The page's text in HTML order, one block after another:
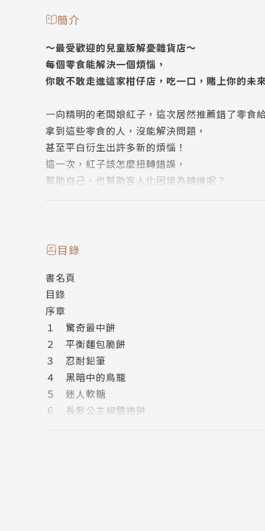
簡介
～最受歡迎的兒童版解憂雜貨店～
每個零食能解決一個煩惱，
你敢不敢走進這家柑仔店，吃一口，賭上你的未
一向精明的老闆娘紅子，這次居然推薦錯了零食
拿到這些零食的人，沒能解決問題，
甚至平白衍生出許多新的煩惱！
這一次，紅子該怎麼扭轉錯誤，
幫助自己，也幫助客人化困境為轉機呢？
好不容易能恢復正常營運，
推薦了錯誤的零食給客人，
想要長高的人，卻獲得「驚奇最中餅」，變成另
希望能夠改善爸爸髮量少的問題，讓爸爸可以帥
最後爸爸卻長出太多頭髮，落得變成大光頭的結
這下反而讓客人陷入困境，
紅子究竟發生了什麼事呢？
天獄園寄來的挑戰書究竟又要做什麼呢？
就算得到幸運的零食，
最後的結果是幸或不幸，只在你的一念之間！
目錄
書名頁
目錄
序章
１ 驚奇最中餅
２ 平衡麵包脆餅
３ 忍耐鉛筆
４ 黑暗中的鳥籠
５ 迷人軟糖
６ 長髮公主椒鹽捲餅